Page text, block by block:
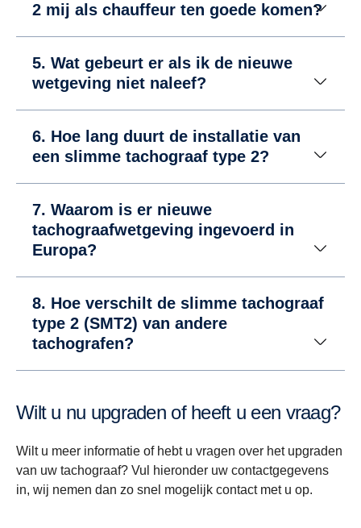
2 mij als chauffeur ten goede komen?
5. Wat gebeurt er als ik de nieuwe
wetgeving niet naleef?
6. Hoe lang duurt de installatie van
een slimme tachograaf type 2?
7. Waarom is er nieuwe
tachograafwetgeving ingevoerd in
Europa?
8. Hoe verschilt de slimme tachograaf
type 2 (SMT2) van andere
tachografen?
Wilt u nu upgraden of heeft u een vraag?
Wilt u meer informatie of hebt u vragen over het upgraden
van uw tachograaf? Vul hieronder uw contactgegevens
in, wij nemen dan zo snel mogelijk contact met u op.